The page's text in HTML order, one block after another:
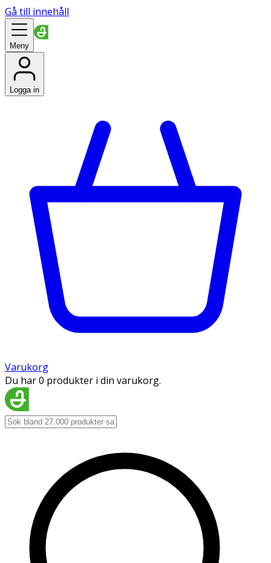
Gå till innehåll
Meny
Logga in
Varukorg
Du har 0 produkter i din varukorg.